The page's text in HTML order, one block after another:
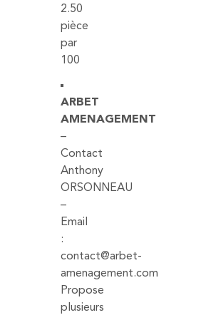
2.50
pièce
par
100
ARBET
AMENAGEMENT
–
Contact
Anthony
ORSONNEAU
–
Email
:
contact@arbet-
amenagement.com
Propose
plusieurs